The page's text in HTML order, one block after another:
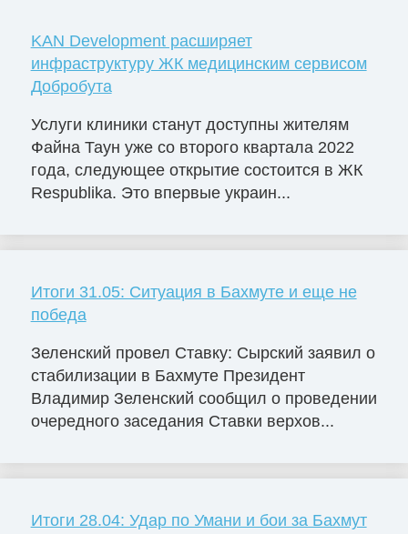
KAN Development расширяет
инфраструктуру ЖК медицинским сервисом
Добробута
Услуги клиники станут доступны жителям
Файна Таун уже со второго квартала 2022
года, следующее открытие состоится в ЖК
Respublika. Это впервые украин...
Итоги 31.05: Ситуация в Бахмуте и еще не
победа
Зеленский провел Ставку: Сырский заявил о
стабилизации в Бахмуте Президент
Владимир Зеленский сообщил о проведении
очередного заседания Ставки верхов...
Итоги 28.04: Удар по Умани и бои за Бахмут